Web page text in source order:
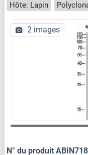
Hôte: Lapin
2 images
N° du produit